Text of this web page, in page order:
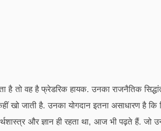
तो वह है फ्रेडरिक हायक. उनका राजनैतिक
खो जाती है. उनका योगदान इतना असाधारण है
और ज्ञान ही रहता था, आज भी पढ़ते हैं.